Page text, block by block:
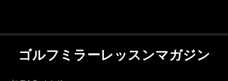
ゴルフミラーレッスンマガジン